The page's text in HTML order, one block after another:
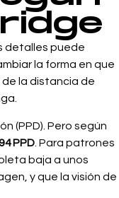
detalles puede
la forma en que
la distancia de
(PPD). Pero según
PPD . Para patrones
baja a unos
y que la visión de